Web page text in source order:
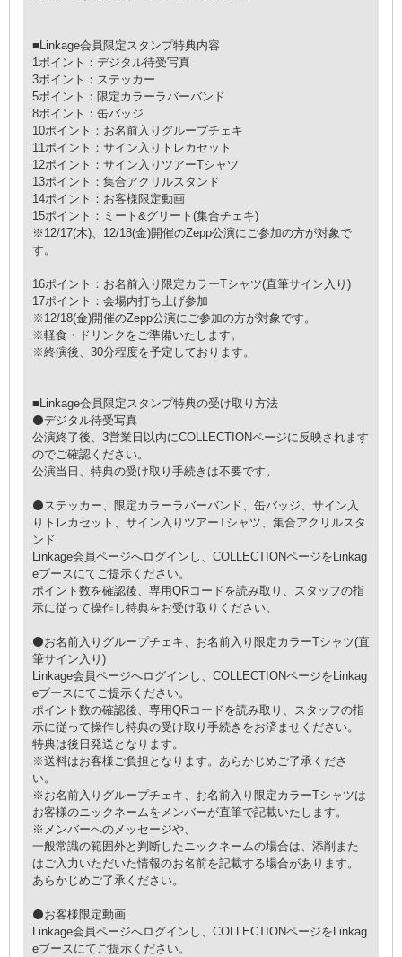
■Linkage会員限定スタンプ特典内容
1ポイント：デジタル待受写真
3ポイント：ステッカー
5ポイント：限定カラーラバーバンド
8ポイント：缶バッジ
10ポイント：お名前入りグループチェキ
11ポイント：サイン入りトレカセット
12ポイント：サイン入りツアーTシャツ
13ポイント：集合アクリルスタンド
14ポイント：お客様限定動画
15ポイント：ミート&グリート(集合チェキ)
※12/17(木)、12/18(金)開催のZepp公演にご参加の方が対象で
す。
16ポイント：お名前入り限定カラーTシャツ(直筆サイン入り)
17ポイント：会場内打ち上げ参加
※12/18(金)開催のZepp公演にご参加の方が対象です。
※軽食・ドリンクをご準備いたします。
※終演後、30分程度を予定しております。
■Linkage会員限定スタンプ特典の受け取り方法
⚫デジタル待受写真
公演終了後、3営業日以内にCOLLECTIONページに反映されます
のでご確認ください。
公演当日、特典の受け取り手続きは不要です。
⚫ステッカー、限定カラーラバーバンド、缶バッジ、サイン入
りトレカセット、サイン入りツアーTシャツ、集合アクリルスタ
ンド
Linkage会員ページへログインし、COLLECTIONページをLinkag
eブースにてご提示ください。
ポイント数を確認後、専用QRコードを読み取り、スタッフの指
示に従って操作し特典をお受け取りください。
⚫お名前入りグループチェキ、お名前入り限定カラーTシャツ(直
筆サイン入り)
Linkage会員ページへログインし、COLLECTIONページをLinkag
eブースにてご提示ください。
ポイント数の確認後、専用QRコードを読み取り、スタッフの指
示に従って操作し特典の受け取り手続きをお済ませください。
特典は後日発送となります。
※送料はお客様ご負担となります。あらかじめご了承くださ
い。
※お名前入りグループチェキ、お名前入り限定カラーTシャツは
お客様のニックネームをメンバーが直筆で記載いたします。
※メンバーへのメッセージや、
一般常識の範囲外と判断したニックネームの場合は、添削また
はご入力いただいた情報のお名前を記載する場合があります。
あらかじめご了承ください。
⚫お客様限定動画
Linkage会員ページへログインし、COLLECTIONページをLinkag
eブースにてご提示ください。